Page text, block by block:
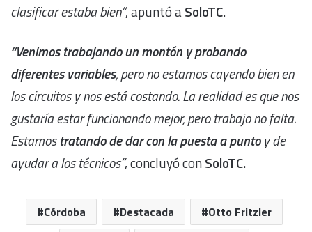
clasificar estaba bien”, apuntó aSoloTC.
“Venimos trabajando un montón y probando
diferentes variables, pero no estamos cayendo bien en
los circuitos y nos está costando. La realidad es que nos
gustaría estar funcionando mejor, pero trabajo no falta.
Estamostratando de dar con la puesta a puntoy de
ayudar a los técnicos”, concluyó conSoloTC.
Córdoba Destacada
Otto Fritzler